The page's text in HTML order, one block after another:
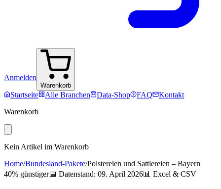
Anmelden
Warenkorb
Startseite Alle Branchen Data-Shop FAQ
Kontakt
Warenkorb
Kein Artikel im Warenkorb
Home/Bundesland-Pakete/Polstereien und Sattlereien – Bayern
40% günstiger📅 Datenstand: 09. April 2026📊 Excel & CSV